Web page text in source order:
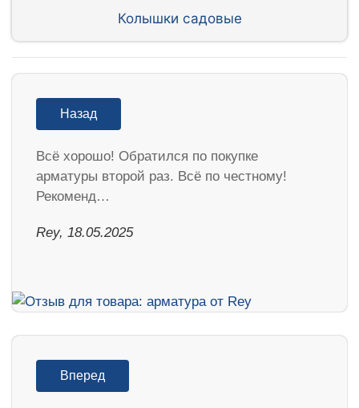
Колышки садовые
Назад
Всё хорошо! Обратился по покупке
арматуры второй раз. Всё по честному!
Рекоменд…
Rey, 18.05.2025
Вперед